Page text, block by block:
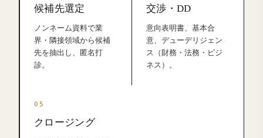
候補先選定
ノンネーム資料で業
界・隣接領域から候補
先を抽出し、匿名打
診。
交渉・DD
意向表明書、基本合
意、デューデリジェン
ス（財務・法務・ビジ
ネス）。
クロージング